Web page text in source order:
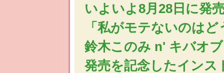
いよいよ8月28日に発
「私がモテないのは
鈴木このみ n' キバオ
発売を記念したインス